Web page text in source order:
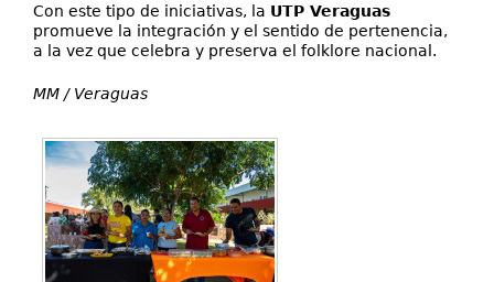
Con este tipo de iniciativas, la UTP Veraguas
promueve la integración y el sentido de pertenencia,
a la vez que celebra y preserva el folklore nacional.
MM / Veraguas